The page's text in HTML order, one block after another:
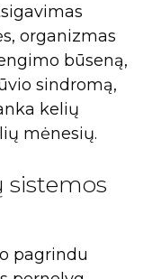
organizmas
būseną,
sindromą,
kelių
mėnesių.
sistemos
pagrindu